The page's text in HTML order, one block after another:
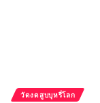
วัดงดสูบบุหรี่โลก